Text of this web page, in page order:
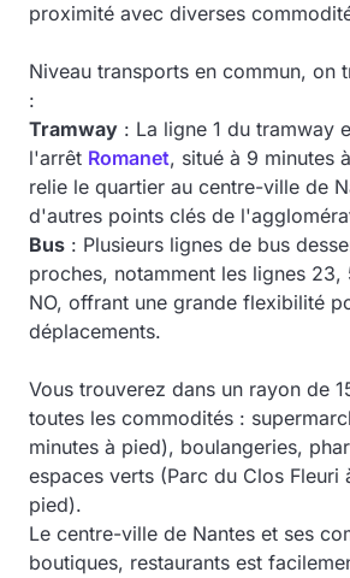
proximité avec diverses
Niveau transports en commun, on
:
Tramway : La ligne 1 du tramway
l'arrêt Romanet, situé à 9 minutes
relie le quartier au centre-ville de
d'autres points clés de
Bus : Plusieurs lignes de bus
proches, notamment les lignes 23,
NO, offrant une grande flexibilité
déplacements.
Vous trouverez dans un rayon de
toutes les commodités :
minutes à pied), boulangeries,
espaces verts (Parc du Clos Fleuri
pied).
Le centre-ville de Nantes et ses
boutiques, restaurants est